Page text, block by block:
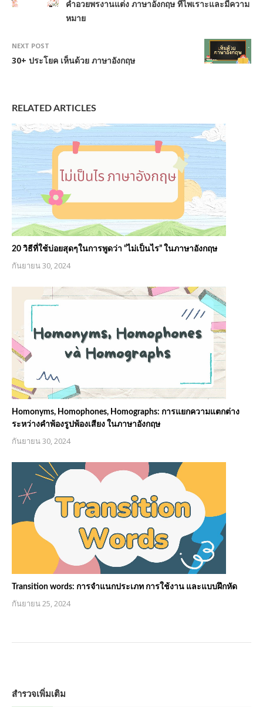
คำอวยพรงานแต่ง ภาษาอังกฤษ ที่ไพเราะและมีความ
หมาย
NEXT POST
30+ ประโยค เห็นด้วย ภาษาอังกฤษ
RELATED ARTICLES
20 วิธีที่ใช้บ่อยสุดๆในการพูดว่า “ไม่เป็นไร” ในภาษาอังกฤษ
กันยายน 30, 2024
Homonyms, Homophones, Homographs: การแยกความแตกต่าง
ระหว่างคำพ้องรูปพ้องเสียง ในภาษาอังกฤษ
กันยายน 30, 2024
Transition words: การจำแนกประเภท การใช้งาน และแบบฝึกหัด
กันยายน 25, 2024
สำรวจเพิ่มเติม